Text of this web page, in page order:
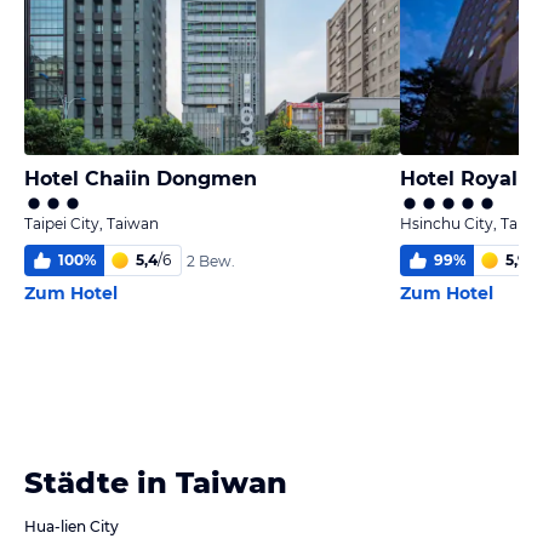
Hotel Chaiin Dongmen
Taipei City, Taiwan
100% 5,4/6 2 Bew.
Zum Hotel
Hotel Royal
Hsinchu City,
99% 5,9
Zum Hotel
Städte in Taiwan
Hua-lien City